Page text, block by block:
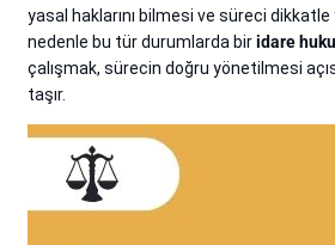
yasal haklarını bilmesi ve süreci
nedenle bu tür durumlarda biridare
çalışmak, sürecin doğru yönetilmesi
taşır.